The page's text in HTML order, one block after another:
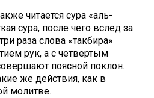
читается сура «аль-
сура, после чего вслед за
раза слова «такбира»
рук, а с четвертым
поясной поклон.
же действия, как в
молитве.